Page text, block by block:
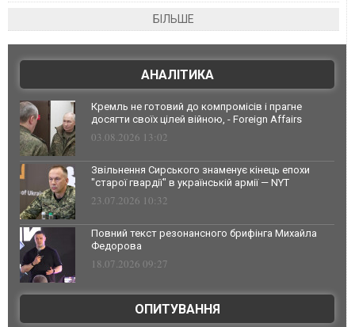
БІЛЬШЕ
АНАЛІТИКА
Кремль не готовий до компромісів і прагне
досягти своїх цілей війною, - Foreign Affairs
03.08.2026 13:02
Звільнення Сирського знаменує кінець епохи
"старої гвардії" в українській армії — NYT
23.07.2026 10:32
Повний текст резонансного брифінга Михайла
Федорова
18.07.2026 09:27
ОПИТУВАННЯ